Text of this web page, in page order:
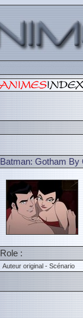
Batman: Gotham By
Role :
Auteur original - Scénario